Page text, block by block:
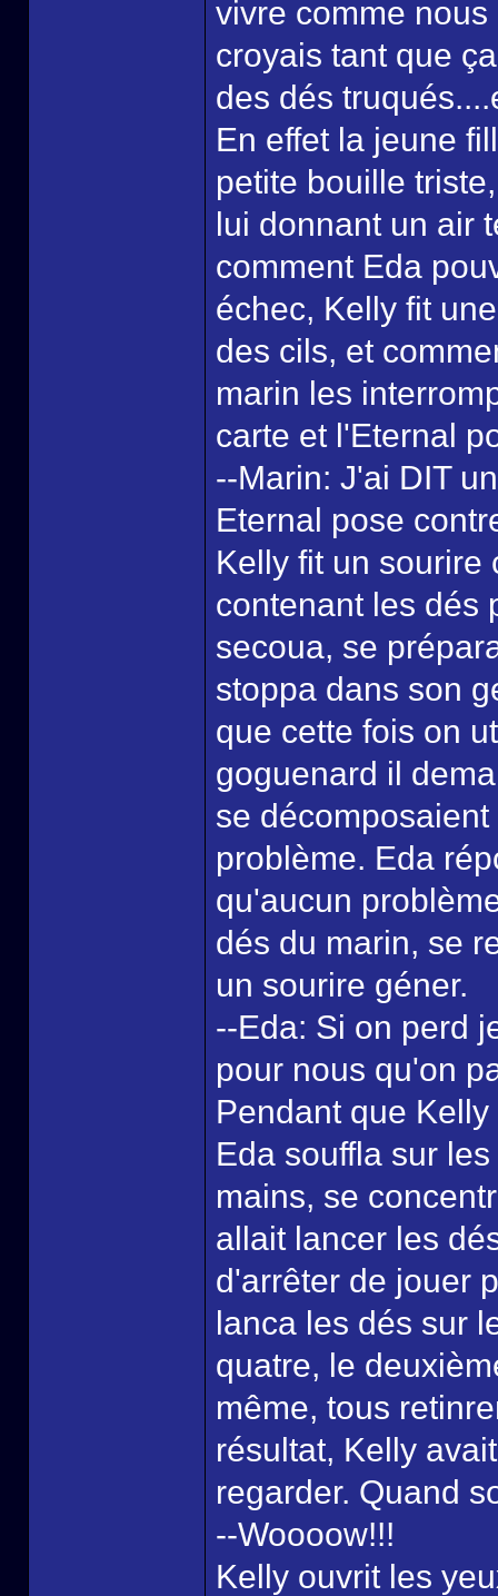
vivre comme
croyais tant que
des dés
En effet la jeune
petite bouille
lui donnant un air
comment Eda
échec, Kelly fit
des cils, et
marin les
carte et l'Eternal
--Marin: J'ai DIT
Eternal pose
Kelly fit un sourire
contenant les dés
secoua, se
stoppa dans son
que cette fois on
goguenard il
se
problème. Eda
qu'aucun
dés du marin, se
un sourire géner.
--Eda: Si on perd
pour nous qu'on
Pendant que
Eda souffla sur
mains, se
allait lancer les
d'arrêter de jouer
lanca les dés sur
quatre, le
même, tous
résultat, Kelly
regarder. Quand
--Woooow!!!
Kelly ouvrit les